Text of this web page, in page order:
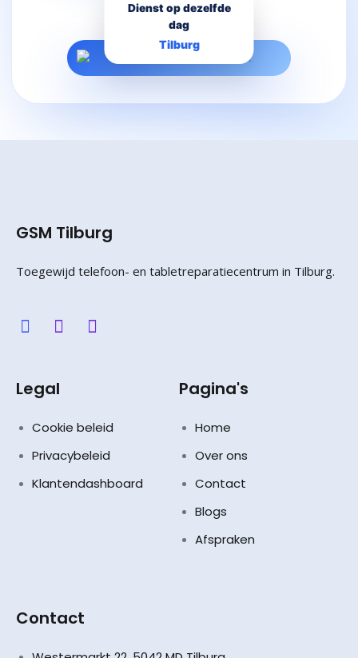
Dienst op dezelfde
dag
Tilburg
GSM Tilburg
Toegewijd telefoon- en tabletreparatiecentrum in Tilburg.
Legal
Cookie beleid
Privacybeleid
Klantendashboard
Pagina's
Home
Over ons
Contact
Blogs
Afspraken
Contact